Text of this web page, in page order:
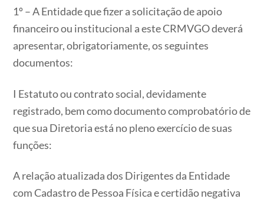
1º – A Entidade que fizer a solicitação de apoio
financeiro ou institucional a este CRMVGO deverá
apresentar, obrigatoriamente, os seguintes
documentos:
I Estatuto ou contrato social, devidamente
registrado, bem como documento comprobatório de
que sua Diretoria está no pleno exercício de suas
funções:
A relação atualizada dos Dirigentes da Entidade
com Cadastro de Pessoa Física e certidão negativa